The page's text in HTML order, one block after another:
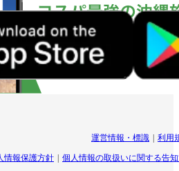
運営情報・標識 利用
情報保護方針 個人情報の取扱いに関する告